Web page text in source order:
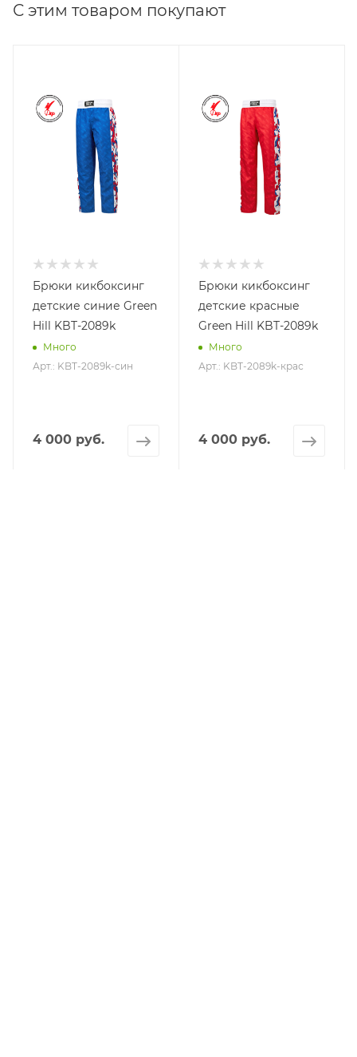
С этим товаром покупают
Брюки кикбоксинг
детские синие Green
Hill KBT-2089k
Много
Арт.: KBT-2089k-син
4 000 руб.
Брюки кикбоксинг
детские красные
Green Hill KBT-2089k
Много
Арт.: KBT-2089k-крас
4 000 руб.